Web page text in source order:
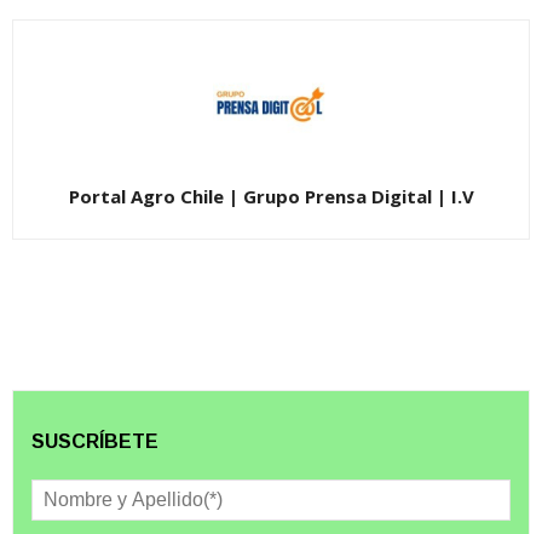
Portal Agro Chile | Grupo Prensa Digital | I.V
SUSCRÍBETE